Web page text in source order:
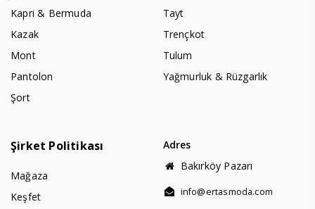
Kapri & Bermuda
Kazak
Mont
Pantolon
Şort
Tayt
Trençkot
Tulum
Yağmurluk & Rüzgarlık
Şirket Politikası
Mağaza
Keşfet
Adres
Bakırköy Pazarı
info@ertasmoda.com